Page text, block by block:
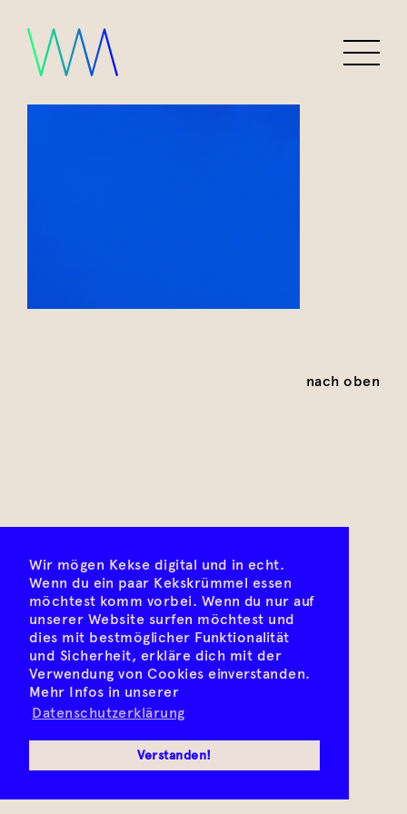
Wir mögen Kekse digital und in echt.
Wenn du ein paar Kekskrümmel essen
möchtest komm vorbei. Wenn du nur auf
unserer Website surfen möchtest und
dies mit bestmöglicher Funktionalität
und Sicherheit, erkläre dich mit der
Verwendung von Cookies einverstanden.
Mehr Infos in unserer
Datenschutzerklärung
Verstanden!
nach oben